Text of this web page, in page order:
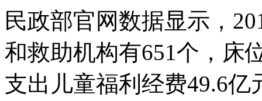
民政部官网数据显示，
和救助机构有651个，床
支出儿童福利经费49.6